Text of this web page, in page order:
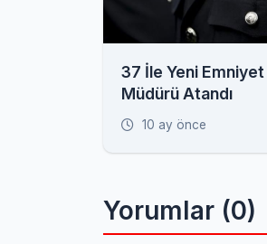
37 İle Yeni Emniyet
Müdürü Atandı
10 ay önce
Yorumlar (0)